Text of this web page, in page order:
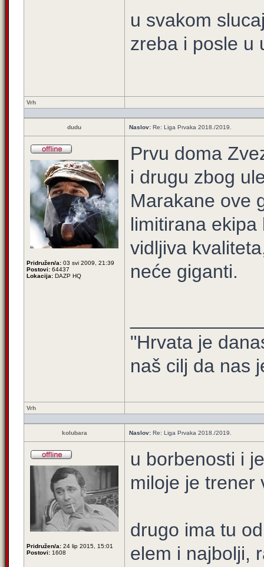
u svakom
zreba i posle u
Vrh
dudu Naslov: Re: Liga Prvaka 2018./2019.
Pridružen/a: 03 svi 2009, 21:39
Postovi: 64437
Lokacija: DAZP HQ
Prvu doma
i drugu zbog
Marakane ove
limitirana
vidljiva
neće giganti.
"Hrvata je
naš cilj da nas
Vrh
kolubara Naslov: Re: Liga Prvaka 2018./2019.
Pridružen/a: 24 lip 2015, 15:01
Postovi: 1608
u borbenosti i
miloje je trener
drugo ima tu
elem i najbolji,